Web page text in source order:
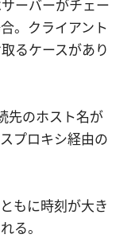
ーバーがチェー
。クライアント
るケースがあり
先のホスト名が
プロキシ経由の
もに時刻が大き
る。